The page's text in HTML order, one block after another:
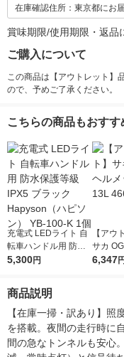
在庫確認住所：東京都にお
賞味期限/使用期限・返品
ご購入について
この商品は【アウトレット】
ので、予めご了承ください。
こちらの商品もおすす
充電式 LEDライト 自
転車ハンドル用 防水
保護等級 IPX5 ブラッ
5,300円
【アウ
サカ
SN-13L
6,347円
商品説明
【在庫一掃・訳あり】照
を搭載。夜間の走行時に
間の急なトンネルも安心